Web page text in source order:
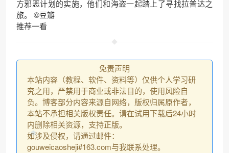
方邪恶计划的实施，他们和海盗一起踏上了寻找拉普达之
旅。 ©豆瓣
推荐一看
免责声明
本站内容（教程、软件、资料等）仅供个人学习研
究之用，严禁用于商业或非法目的，使用风险自
负。博客部分内容来源自网络，版权归属原作者，
本站不承担相关版权责任。请在试用下载后24小时
内删除相关资源，支持正版。
如涉及侵权，请通过邮件：
gouweicaosheji#163.com与我联系处理。